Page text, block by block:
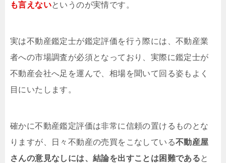
も言えないというのが実情です。
実は不動産鑑定士が鑑定評価を行う際には、不動産業
者への市場調査が必須となっており、実際に鑑定士が
不動産会社へ足を運んで、相場を聞いて回る姿もよく
目にいたします。
確かに不動産鑑定評価は非常に信頼の置けるものとな
りますが、日々不動産の売買をこなしている不動産屋
さんの意見なしには、結論を出すことは困難であると